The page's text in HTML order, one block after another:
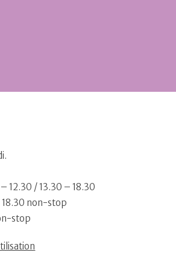
12.30 / 13.30 – 18.30
18.30 non-stop
stop